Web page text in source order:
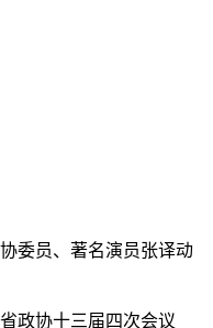
委员、著名演员张译动
政协十三届四次会议